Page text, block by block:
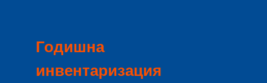
Годишна
инвентаризация